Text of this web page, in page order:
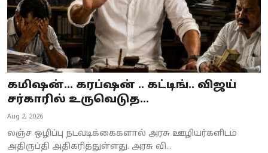
கமிஷன்... கரப்ஷன் .. கட்டிங்.. விஜய்
சர்காரில் உருவெடுத...
Aug 2, 2026
லஞ்ச ஒழிப்பு நடவடிக்கைகளால் அரசு ஊழியர்களிடம்
அதிருப்தி அதிகரித்துள்ளது. அரசு வி...